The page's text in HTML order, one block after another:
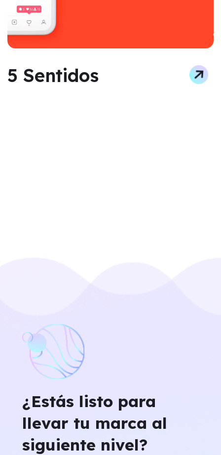
5 Sentidos
¿Estás listo para
llevar tu marca al
siguiente nivel?